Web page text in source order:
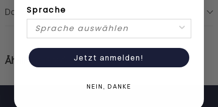
Dokumente 0
Ähnliche Produkte
Sprache
Jetzt anmelden!
NEIN, DANKE